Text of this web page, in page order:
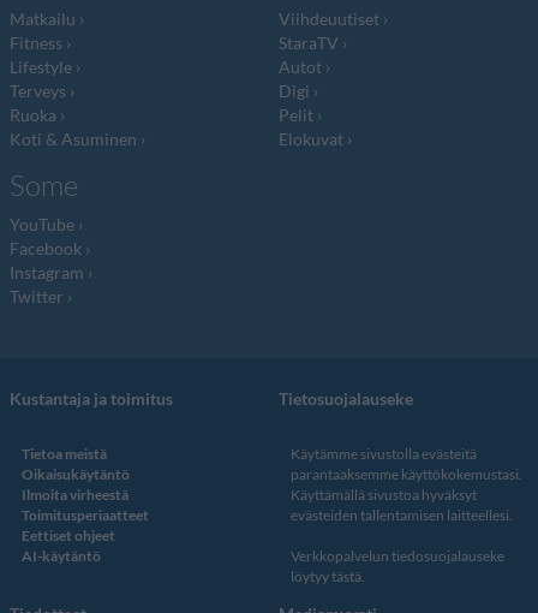
Matkailu
Fitness
Lifestyle
Terveys
Ruoka
Koti & Asuminen
Viihdeuutiset
StaraTV
Autot
Digi
Pelit
Elokuvat
Some
YouTube
Facebook
Instagram
Twitter
Kustantaja ja toimitus
Tietoa meistä
Oikaisukäytäntö
Ilmoita virheestä
Toimitusperiaatteet
Eettiset ohjeet
AI-käytäntö
Tietosuojalauseke
Käytämme sivustolla evästeitä
parantaaksemme käyttökokemustasi.
Käyttämällä sivustoa hyväksyt
evästeiden tallentamisen laitteellesi.
Verkkopalvelun tiedosuojalauseke
löytyy tästä.